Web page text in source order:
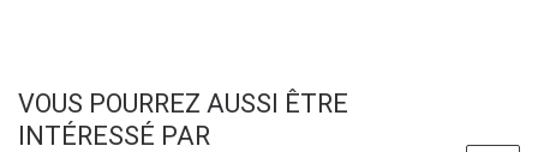
VOUS POURREZ AUSSI ÊTRE
INTÉRESSÉ PAR